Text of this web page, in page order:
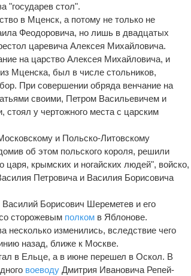
"государев стол".
в Мценск, а потому не только не
Феодоровича, но лишь в двадцатых
царевича Алексея Михайловича.
на царство Алексея Михайловича, и
Мценска, был в числе стольников,
При совершении обряда венчание на
своими, Петром Васильевичем и
у чертожного места с царским
и Польско-Литовскому
об этом польского короля, решили
царя, крымских и ногайских людей", войско,
Петровича и Василия Борисовича
Борисович Шереметев и его
сторожевым полком в Яблонове.
несколько изменились, вследствие чего
назад, ближе к Москве.
в Ельце, а в июне перешел в Оскол. В
воеводу Дмитрия Ивановича Репей-